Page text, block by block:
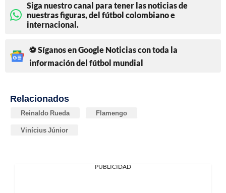
Siga nuestro canal para tener las noticias de
nuestras figuras, del fútbol colombiano e
internacional.
⚽ Síganos en Google Noticias con toda la
información del fútbol mundial
Relacionados
Reinaldo Rueda Flamengo
Vinícius Júnior
PUBLICIDAD